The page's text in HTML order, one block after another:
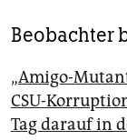
Beobachter
„Amigo-
CSU-
Tag darauf in